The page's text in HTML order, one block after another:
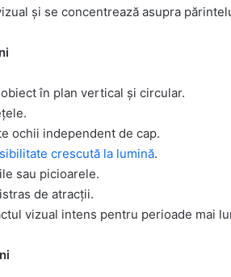
și se concentrează asupra
în plan vertical și circular.
ochii independent de cap.
crescută la lumină.
sau picioarele.
de atracții.
vizual intens pentru perioade mai